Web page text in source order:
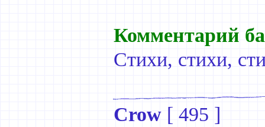
Комментарий
Стихи, стихи,
Crow [ 495 ]